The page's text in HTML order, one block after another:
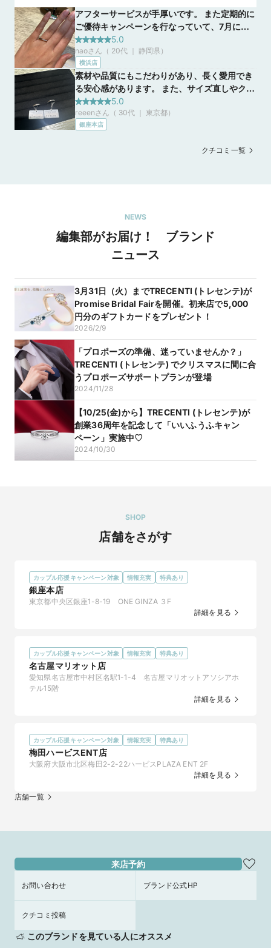
※購入意思のない方には進呈しかねます
※全国のトレセンテで1組1回のみ（初めてのご来店の方に限る）
※特典内容は予告なく変更する場合がございます。
※詳しくは特典情報へ
【ピンクダイヤや双子ダイヤのプレゼントも】夏の輝
きと、永遠の輝きを。＜Summer Brilliance Fair＞
この夏の輝きを永遠の輝きにするブライダルフェアを開催中。
＜ご成約特典＞
1)婚約指輪をご注文で指輪の内側に天然ピンクダイヤモンドを1
石プレゼント。
2)結婚指輪をご注文で指輪の内側に双子ダイヤモンド®を無料
セッティング。
初めての指輪選びでも安心！専門スタッフが丁寧にご案内いた
します。ゆっくり試着しながら、ふたりにぴったりのリングを
見つけてください。
※ご利用条件を必ずご確認ください
※詳しくは特典情報へ
【希少価値の高さに注目】トレセンテの天然ピンクダ
トレセンテは、世界で28社・日本では4社のみ認められている
「セレクトアトリエ」です。
セレクトアトリエとは、アーガイル鉱山を所有するRioTinto社が
公認した正規販売店のことで、ピンクダイヤモンドの色味や
カッティングを厳選したものを取り扱っています。
ブライダルジュエリーにあしらえば、二人の指輪の特別感がさ
＜希少価値について＞
市場で取引きされるピンクダイヤモンドの原石の約9割がアーガ
イル産と言われていましたが、同鉱山が2020年に閉山した影響
でその希少価値が一層注目されています。
【お二人の絆の象徴に】ひとつの原石から生まれた双
アフターサービスが手厚いです。 また定期的に
ご優待キャンペーンを行なっていて、7月に
行った際は内石1石ずつ無料などの優待がありま
した。 他と被らないデザインも取り扱っている
ので、迷ってしまうほど種類が豊富でした。
5.0
naoさん（ 20代 ｜ 静岡県）
横浜店
素材や品質にもこだわりがあり、長く愛用でき
る安心感があります。 また、サイズ直しやク
リーニングなどのアフターサービスが充実して
いるため、購入後も安心して使用し続けられる
と思います。店員の方も親身に対応してくださ
5.0
reeenさん（ 30代 ｜ 東京都）
銀座本店
クチコミ一覧
NEWS
編集部がお届け！ ブランド
ニュース
3月31日（火）までTRECENTI (トレセンテ)が
Promise Bridal Fairを開催。初来店で5,000
円分のギフトカードをプレゼント！
2026/2/9
「プロポーズの準備、迷っていませんか？」
TRECENTI (トレセンテ) でクリスマスに間に合
うプロポーズサポートプランが登場
2024/11/28
【10/25(金)から】TRECENTI (トレセンテ)が
創業36周年を記念して「いいふうふキャン
ペーン」実施中♡
2024/10/30
SHOP
店舗をさがす
カップル応援キャンペーン対象 情報充実 特典あり
銀座本店
東京都中央区銀座1-8-19 ONE GINZA ３F
詳細を見る
カップル応援キャンペーン対象 情報充実 特典あり
名古屋マリオット店
愛知県名古屋市中村区名駅1-1-4 名古屋マリオットアソシアホ
テル15階
詳細を見る
カップル応援キャンペーン対象 情報充実 特典あり
梅田ハービスENT店
大阪府大阪市北区梅田2-2-22ハービスPLAZA ENT 2F
詳細を見る
店舗一覧
来店予約
お問い合わせ ブランド公式HP
クチコミ投稿
このブランドを見ている人にオススメ